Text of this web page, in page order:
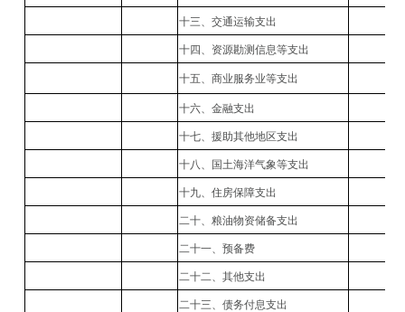
十三、交通运输支出
十四、资源勘测信息等支出
十五、商业服务业等支出
十六、金融支出
十七、援助其他地区支出
十八、国土海洋气象等支出
十九、住房保障支出
二十、粮油物资储备支出
二十一、预备费
二十二、其他支出
二十三、债务付息支出